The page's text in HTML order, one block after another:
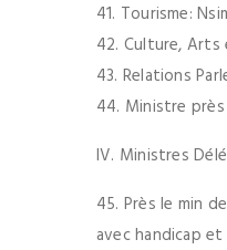
41. Tourisme:
42. Culture, Arts
43. Relations
44. Ministre
IV. Ministres
45. Près le min
avec handicap